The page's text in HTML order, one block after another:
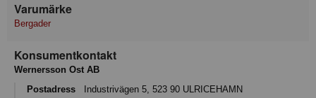
Varumärke
Bergader
Konsumentkontakt
Wernersson Ost AB
Postadress
Industrivägen 5, 523 90 ULRICEHAMN